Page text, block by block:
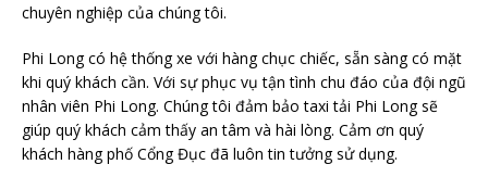
chuyên nghiệp của chúng tôi.
Phi Long có hệ thống xe với hàng chục chiếc, sẵn sàng có mặt
khi quý khách cần. Với sự phục vụ tận tình chu đáo của đội ngũ
nhân viên Phi Long. Chúng tôi đảm bảo taxi tải Phi Long sẽ
giúp quý khách cảm thấy an tâm và hài lòng. Cảm ơn quý
khách hàng phố Cổng Đục đã luôn tin tưởng sử dụng.